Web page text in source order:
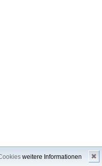
weitere Informationen ✖